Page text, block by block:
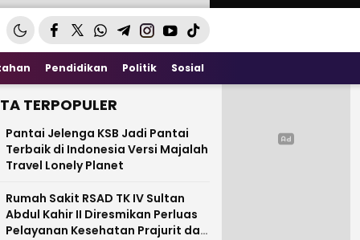
Pendidikan Politik Sosial
TERPOPULER
Pantai Jelenga KSB Jadi Pantai
Terbaik di Indonesia Versi Majalah
Travel Lonely Planet
Rumah Sakit RSAD TK IV Sultan
Abdul Kahir II Diresmikan Perluas
Pelayanan Kesehatan Prajurit dan